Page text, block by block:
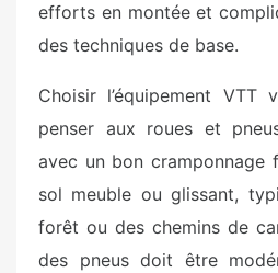
efforts en montée et
des techniques de base.
Choisir l’équipement VTT
penser aux roues et
avec un bon cramponnage
sol meuble ou glissant,
forêt ou des chemins de
des pneus doit être